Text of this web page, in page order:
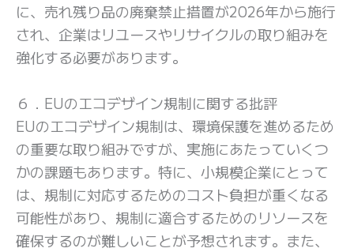
に、売れ残り品の廃棄禁止措置が2026年から施行
され、企業はリユースやリサイクルの取り組みを
強化する必要があります。
６．EUのエコデザイン規制に関する批評
EUのエコデザイン規制は、環境保護を進めるため
の重要な取り組みですが、実施にあたっていくつ
かの課題もあります。特に、小規模企業にとって
は、規制に対応するためのコスト負担が重くなる
可能性があり、規制に適合するためのリソースを
確保するのが難しいことが予想されます。また、